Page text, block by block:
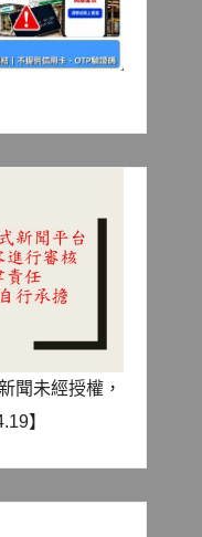
聞未經授權，
】